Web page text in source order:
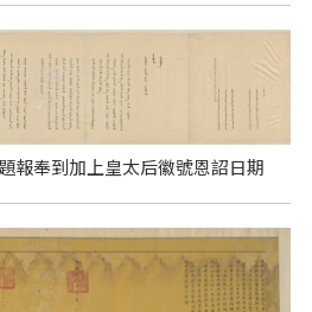
奉到加上皇太后徽號恩詔日期